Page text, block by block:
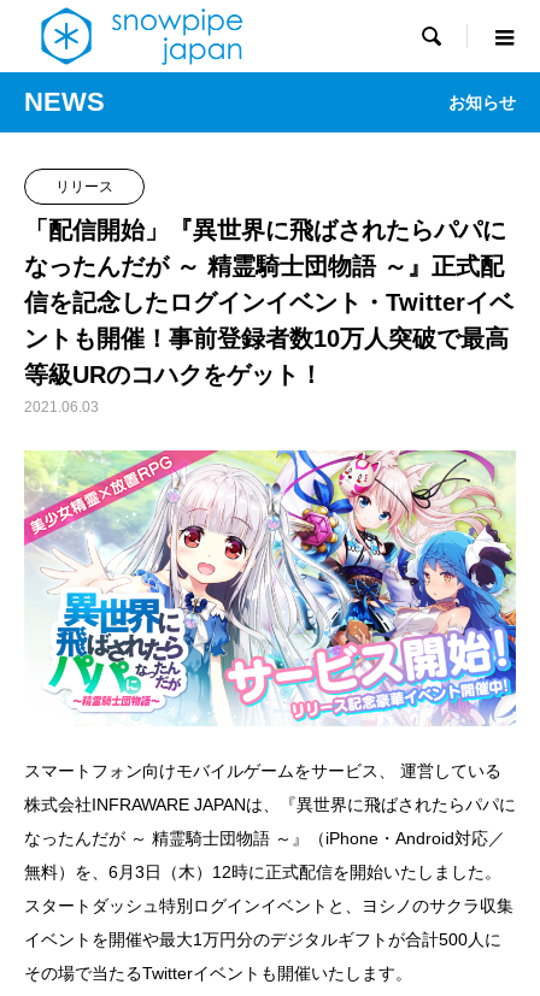

NEWS お知らせ
リリース
「配信開始」『異世界に飛ばされたらパパに
なったんだが ～ 精霊騎士団物語 ～』正式配
信を記念したログインイベント・Twitterイベ
ントも開催！事前登録者数10万人突破で最高
等級URのコハクをゲット！
2021.06.03
スマートフォン向けモバイルゲームをサービス、 運営している
株式会社INFRAWARE JAPANは、『異世界に飛ばされたらパパに
なったんだが ～ 精霊騎士団物語 ～』（iPhone・Android対応／
無料）を、6月3日（木）12時に正式配信を開始いたしました。
スタートダッシュ特別ログインイベントと、ヨシノのサクラ収集
イベントを開催や最大1万円分のデジタルギフトが合計500人に
その場で当たるTwitterイベントも開催いたします。